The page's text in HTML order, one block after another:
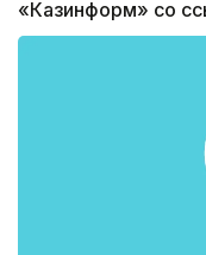
«Казинформ» со